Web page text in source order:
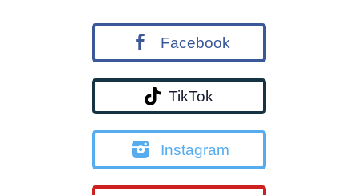
Facebook
TikTok
Instagram